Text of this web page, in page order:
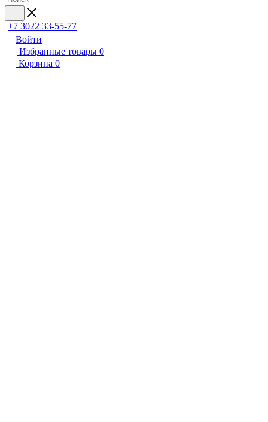
+7 3022 33-55-77
Войти
Избранные товары 0
Корзина 0